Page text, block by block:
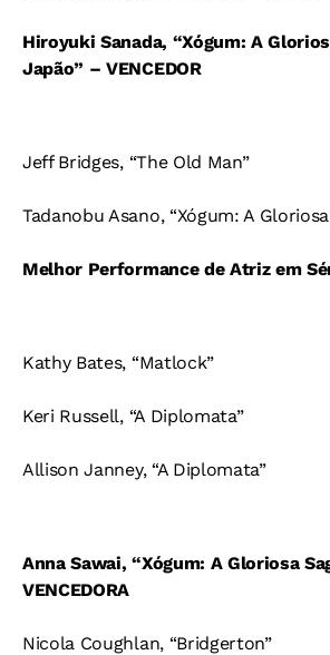
Hiroyuki Sanada, “Xógum: A
Japão” – VENCEDOR
Jeff Bridges, “The Old Man”
Tadanobu Asano, “Xógum: A
Melhor Performance de Atriz em
Kathy Bates, “Matlock”
Keri Russell, “A Diplomata”
Allison Janney, “A Diplomata”
Anna Sawai, “Xógum: A Gloriosa
VENCEDORA
Nicola Coughlan, “Bridgerton”